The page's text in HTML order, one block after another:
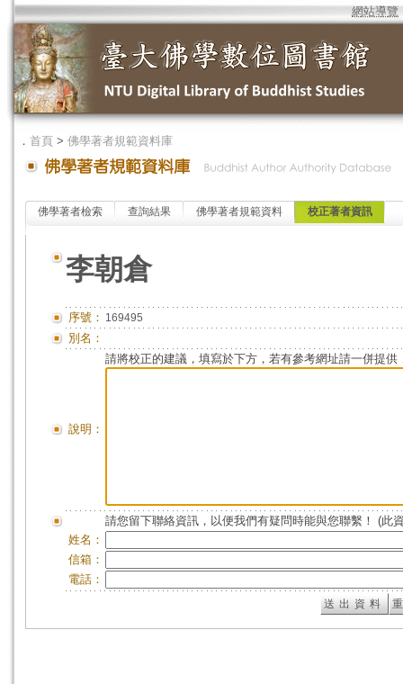
網站導覽
． 首頁 > 佛學著者規範資料庫
佛學著者檢索 查詢結果 佛學著者規範資料 校正著者資訊
李朝倉
序號： 169495
別名：
說明：
請將校正的建議，填寫於下方，若有參考網址請一併提供
請您留下聯絡資訊，以便我們有疑問時能與您聯繫！ (此
姓名：
信箱：
電話：